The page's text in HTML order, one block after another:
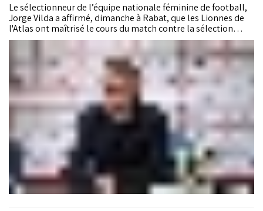
Le sélectionneur de l’équipe nationale féminine de football,
Jorge Vilda a affirmé, dimanche à Rabat, que les Lionnes de
l'Atlas ont maîtrisé le cours du match contre la sélection
kényane, qui s'est soldé par une victoire par 4 à 0 en match de
la 1ère journée du groupe A de la CAN féminine Maroc-2026,
disputé au Stade Moulay El Hassan.